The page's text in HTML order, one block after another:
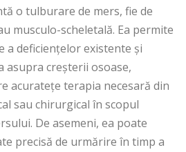
o tulburare de mers, fie de
musculo-scheletală. Ea permite
a deficiențelor existente și
asupra creșterii osoase,
acuratețe terapia necesară din
sau chirurgical în scopul
De asemeni, ea poate
precisă de urmărire în timp a